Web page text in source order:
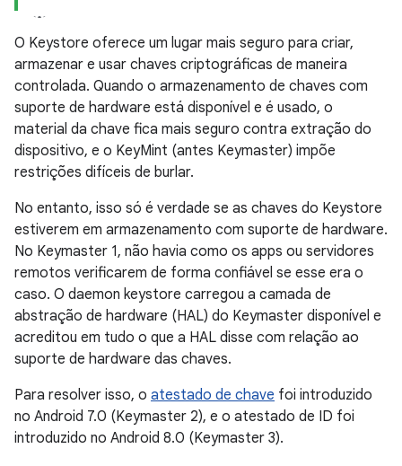
O Keystore oferece um lugar mais seguro para criar,
armazenar e usar chaves criptográficas de maneira
controlada. Quando o armazenamento de chaves com
suporte de hardware está disponível e é usado, o
material da chave fica mais seguro contra extração do
dispositivo, e o KeyMint (antes Keymaster) impõe
restrições difíceis de burlar.
No entanto, isso só é verdade se as chaves do Keystore
estiverem em armazenamento com suporte de hardware.
No Keymaster 1, não havia como os apps ou servidores
remotos verificarem de forma confiável se esse era o
caso. O daemon keystore carregou a camada de
abstração de hardware (HAL) do Keymaster disponível e
acreditou em tudo o que a HAL disse com relação ao
suporte de hardware das chaves.
Para resolver isso, o atestado de chave foi introduzido
no Android 7.0 (Keymaster 2), e o atestado de ID foi
introduzido no Android 8.0 (Keymaster 3).